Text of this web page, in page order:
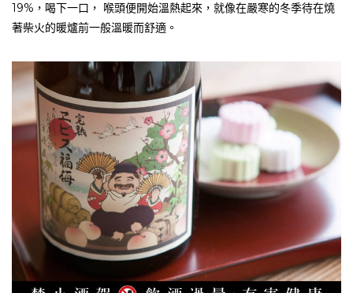
19%，喝下一口， 喉頭便開始溫熱起來，就像在嚴寒的冬季待在燒
著柴火的暖爐前一般溫暖而舒適。